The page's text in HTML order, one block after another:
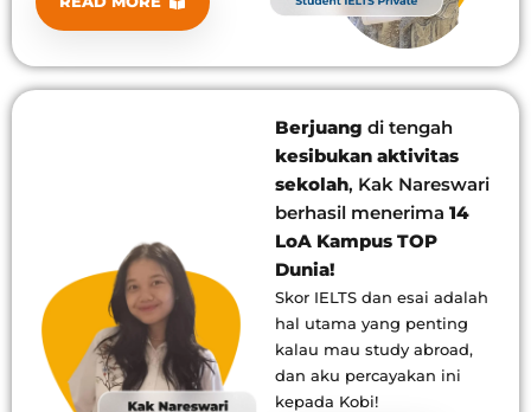
Berjuang di tengah
kesibukan aktivitas
sekolah, Kak Nareswari
berhasil menerima 14
LoA Kampus TOP
Dunia!
Skor IELTS dan esai adalah
hal utama yang penting
kalau mau study abroad,
dan aku percayakan ini
kepada Kobi!